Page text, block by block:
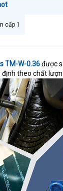
cấp 1
TM-W-0.36được
theo chất